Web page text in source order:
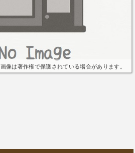
画像は著作権で保護されている場合があります。